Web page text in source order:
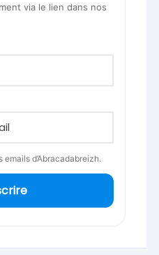
via le lien dans nos
d’Abracadabreizh.